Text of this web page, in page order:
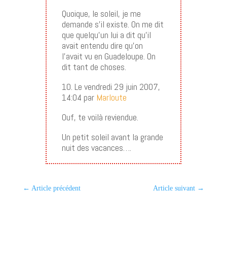
Quoique, le soleil, je me
demande s’il existe. On me dit
que quelqu’un lui a dit qu’il
avait entendu dire qu’on
l’avait vu en Guadeloupe. On
dit tant de choses.
10. Le vendredi 29 juin 2007,
14:04 par Marloute
Ouf, te voilà reviendue.
Un petit soleil avant la grande
nuit des vacances….
← Article précédent Article suivant →